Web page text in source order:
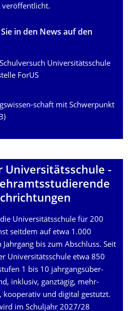
veröffentlicht.
in den News auf den
Universitätsschule
ForUS
schaft mit Schwerpunkt
Universitäts­schule -
Universitätsschule für 200
seitdem auf etwa 1.000
bis zum Abschluss. Seit
Universi­täts­schule etwa 850
1 bis 10 jahrgangs­über­
inklusiv, ganztägig, mehr­
kooperativ und digital gestützt.
im Schuljahr 2027/28